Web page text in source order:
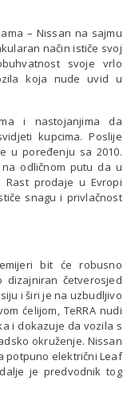
– Nissan na sajmu
način ističe svoj
svoje vrlo
koja nude uvid u
i nastojanjima da
kupcima. Poslije
u poređenju sa 2010.
odličnom putu da u
Rast prodaje u Evropi
snagu i privlačnost
bit će robusno
dizajniran četverosjed
i širi je na uzbudljivo
ćelijom, TeRRA nudi
i dokazuje da vozila s
okruženje. Nissan
potpuno električni Leaf
je predvodnik tog